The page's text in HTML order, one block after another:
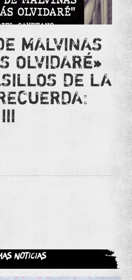
MALVINAS
OLVIDARÉ»
DE LA
noticias